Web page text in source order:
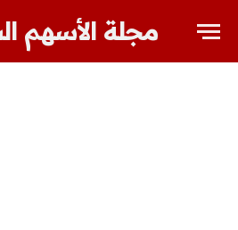
مجلة الأسهم